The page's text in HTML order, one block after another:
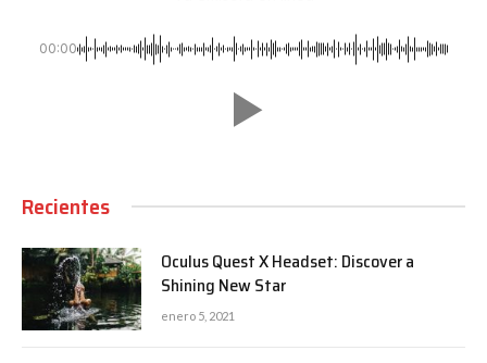
00:00
Recientes
Oculus Quest X Headset: Discover a
Shining New Star
enero 5, 2021